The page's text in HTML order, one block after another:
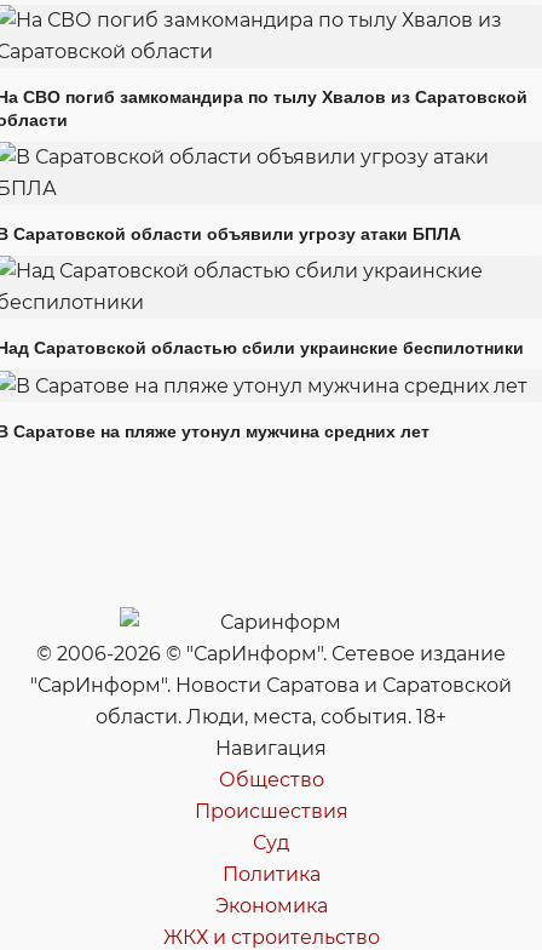
СВО погиб замкомандира по тылу Хвалов из Саратовской
Саратовской области объявили угрозу атаки БПЛА
Саратовской областью сбили украинские беспилотники
Саратове на пляже утонул мужчина средних лет
© 2006-2026 © "СарИнформ". Сетевое издание
"СарИнформ". Новости Саратова и Саратовской
области. Люди, места, события. 18+
Навигация
Общество
Происшествия
Суд
Политика
Экономика
ЖКХ и строительство